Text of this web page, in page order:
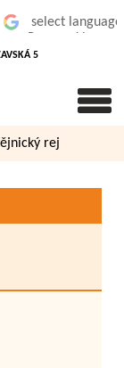
5
rej